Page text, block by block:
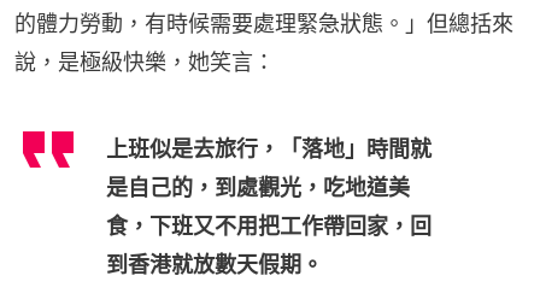
的體力勞動，有時候需要處理緊急狀態。」但總括來
說，是極級快樂，她笑言：
上班似是去旅行，「落地」時間就
是自己的，到處觀光，吃地道美
食，下班又不用把工作帶回家，回
到香港就放數天假期。